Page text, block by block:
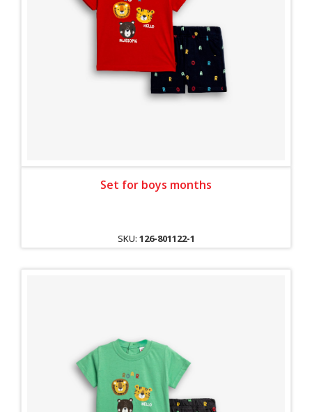
Set for boys months
SKU: 126-801122-1